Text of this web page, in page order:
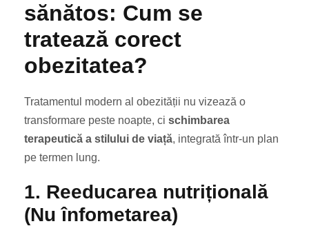
sănătos: Cum se
tratează corect
obezitatea?
Tratamentul modern al obezității nu vizează o
transformare peste noapte, ci schimbarea
terapeutică a stilului de viață, integrată într-un plan
pe termen lung.
1. Reeducarea nutrițională
(Nu înfometarea)